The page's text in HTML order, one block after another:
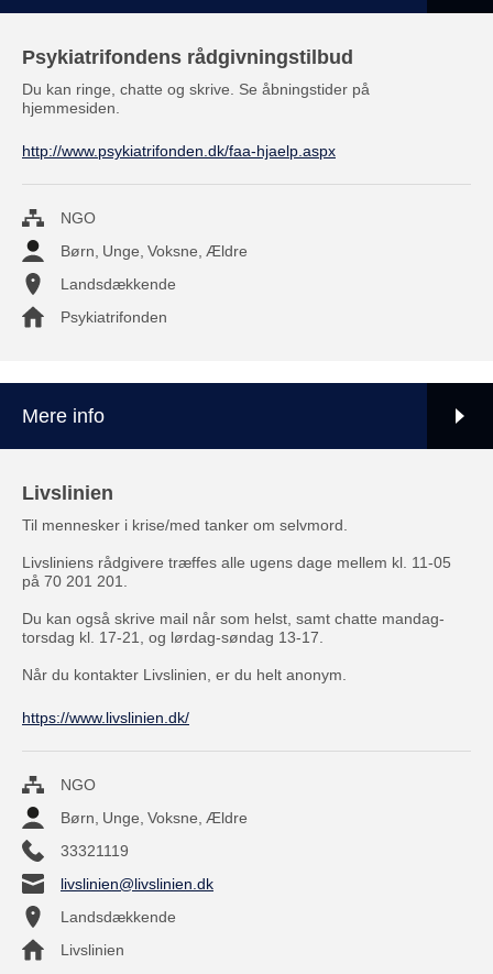
Psykiatrifondens rådgivningstilbud
Du kan ringe, chatte og skrive. Se åbningstider på
hjemmesiden.
http://www.psykiatrifonden.dk/faa-hjaelp.aspx
NGO
Børn Unge Voksne Ældre
Landsdækkende
Psykiatrifonden
Mere info
Livslinien
Til mennesker i krise/med tanker om selvmord.
Livsliniens rådgivere træffes alle ugens dage mellem kl. 11-05
på 70 201 201.
Du kan også skrive mail når som helst, samt chatte mandag-
torsdag kl. 17-21, og lørdag-søndag 13-17.
Når du kontakter Livslinien, er du helt anonym.
https://www.livslinien.dk/
NGO
Børn Unge Voksne Ældre
33321119
livslinien@livslinien.dk
Landsdækkende
Livslinien